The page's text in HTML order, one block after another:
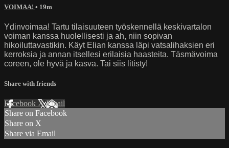
VOIMAA! • 19m
Ydinvoimaa! Tartu tilaisuuteen työskennellä keskivartalon
voiman kanssa huolellisesti ja ah, niin sopivan
hikoiluttavastikin. Käyt Elian kanssa läpi vatsalihaksien eri
kerroksia ja annan itsellesi erilaisia haasteita. Täsmävoima
coreen, ole hyvä ja kasva. Tai siis litisty!
Share with friends
Facebook XEmail
Share on Facebook
Share on X
Share via Email